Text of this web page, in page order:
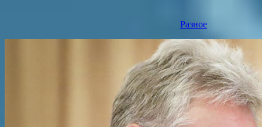
Разное